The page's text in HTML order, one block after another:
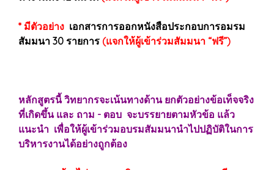
* มีตัวอย่าง เอกสารการออกหนังสือประกอบการอมรม
สัมมนา 30 รายการ (แจกให้ผู้เข้าร่วมสัมมนา “ฟรี”)
หลักสูตรนี้ วิทยากรจะเน้นทางด้าน ยกตัวอย่างข้อเท็จจริง
ที่เกิดขึ้น และ ถาม - ตอบ จะบรรยายตามหัวข้อ แล้ว
แนะนำ เพื่อให้ผู้เข้าร่วมอบรมสัมมนานำไปปฏิบัติในการ
บริหารงานได้อย่างถูกต้อง